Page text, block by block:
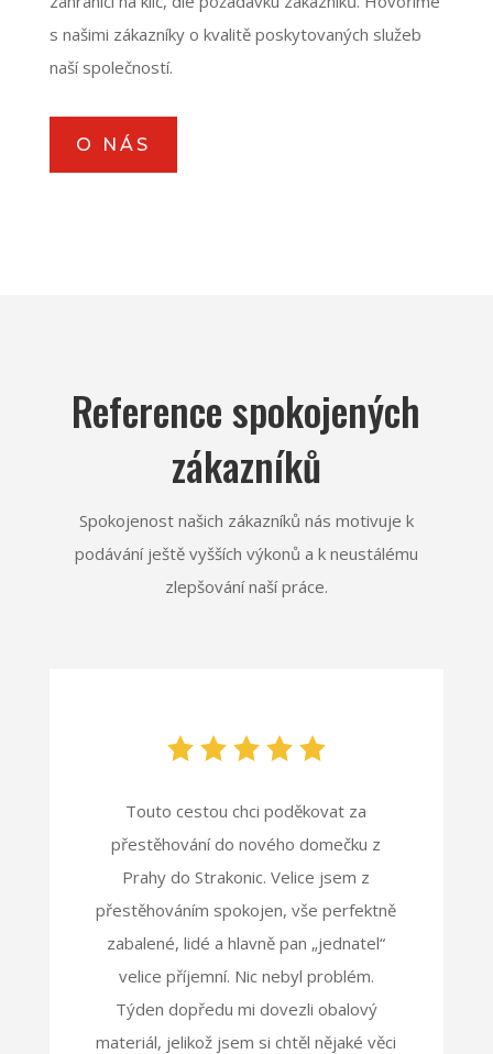
s našimi zákazníky o kvalitě poskytovaných služeb
naší společností.
O NÁS
Reference spokojených
zákazníků
Spokojenost našich zákazníků nás motivuje k
podávání ještě vyšších výkonů a k neustálému
zlepšování naší práce.
Touto cestou chci poděkovat za
přestěhování do nového domečku z
Prahy do Strakonic. Velice jsem z
přestěhováním spokojen, vše perfektně
zabalené, lidé a hlavně pan „jednatel“
velice příjemní. Nic nebyl problém.
Týden dopředu mi dovezli obalový
materiál, jelikož jsem si chtěl nějaké věci